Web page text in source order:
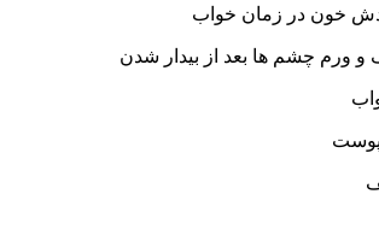
خون در زمان خواب
و ورم چشم ها بعد از بیدار شدن